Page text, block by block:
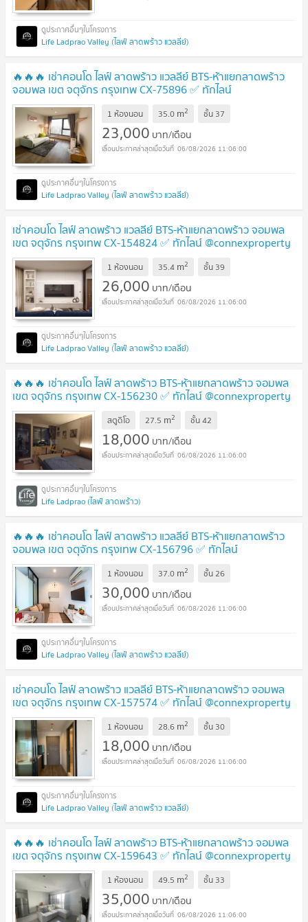
Life Ladprao Valley (ไลฟ์ ลาดพร้าว แวลลีย์)
🔥🔥🔥 เช่าคอนโด ไลฟ์ ลาดพร้าว แวลลีย์ BTS-ห้าแยกลาดพร้าว
จอมพล เขต จตุจักร กรุงเทพ CX-75896 ✅ ทักไลน์
@connexproperty ตอบทันที ทีมงานมืออาชีพ ✅ 🔥🔥🔥
1 ห้องนอน 35.0 m2 ชั้น 37
23,000 บาท/เดือน
06/08/2026 11:06:00
Life Ladprao Valley (ไลฟ์ ลาดพร้าว แวลลีย์)
เช่าคอนโด ไลฟ์ ลาดพร้าว แวลลีย์ BTS-ห้าแยกลาดพร้าว จอมพล
เขต จตุจักร กรุงเทพ CX-154824 ✅ ทักไลน์ @connexproperty
ตอบทันที ทีมงานมืออาชีพ ✅
1 ห้องนอน 35.4 m2 ชั้น 39
26,000 บาท/เดือน
06/08/2026 11:06:00
Life Ladprao Valley (ไลฟ์ ลาดพร้าว แวลลีย์)
🔥🔥🔥 เช่าคอนโด ไลฟ์ ลาดพร้าว BTS-ห้าแยกลาดพร้าว จอมพล
เขต จตุจักร กรุงเทพ CX-156230 ✅ ทักไลน์ @connexproperty
ตอบทันที ทีมงานมืออาชีพ ✅ 🔥🔥🔥
สตูดิโอ 27.5 m2 ชั้น42
18,000 บาท/เดือน
06/08/2026 11:06:00
Life Ladprao (ไลฟ์ ลาดพร้าว)
🔥🔥🔥 เช่าคอนโด ไลฟ์ ลาดพร้าว แวลลีย์ BTS-ห้าแยกลาดพร้าว
จอมพล เขต จตุจักร กรุงเทพ CX-156796 ✅ ทักไลน์
@connexproperty ตอบทันที ทีมงานมืออาชีพ ✅ 🔥🔥🔥
1 ห้องนอน 37.0 m2 ชั้น26
30,000 บาท/เดือน
06/08/2026 11:06:00
Life Ladprao Valley (ไลฟ์ ลาดพร้าว แวลลีย์)
เช่าคอนโด ไลฟ์ ลาดพร้าว แวลลีย์ BTS-ห้าแยกลาดพร้าว จอมพล
เขต จตุจักร กรุงเทพ CX-157574 ✅ ทักไลน์ @connexproperty
ตอบทันที ทีมงานมืออาชีพ ✅
1 ห้องนอน 28.6 m2 ชั้น 30
18,000 บาท/เดือน
06/08/2026 11:06:00
Life Ladprao Valley (ไลฟ์ ลาดพร้าว แวลลีย์)
🔥🔥🔥 เช่าคอนโด ไลฟ์ ลาดพร้าว BTS-ห้าแยกลาดพร้าว จอมพล
เขต จตุจักร กรุงเทพ CX-159643 ✅ ทักไลน์ @connexproperty
ตอบทันที ทีมงานมืออาชีพ ✅ 🔥🔥🔥
1 ห้องนอน 49.5 m2 ชั้น 33
35,000 บาท/เดือน
06/08/2026 11:06:00